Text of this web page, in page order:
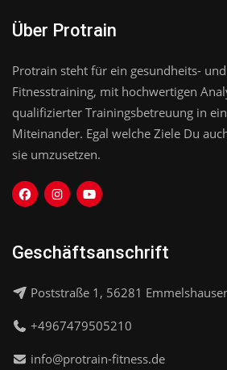
Über Protrain
Protrain steht für ein gesundheits-
Fitnesstraining, mit hochwertigen
qualifizierter Trainingsbetreuung in
Miteinander. Egal welche Ziele Du
sie umzusetzen.
Geschäftsanschrift
Poststraße 1, 56281
+4967479505210
info@protrain-fitness.de